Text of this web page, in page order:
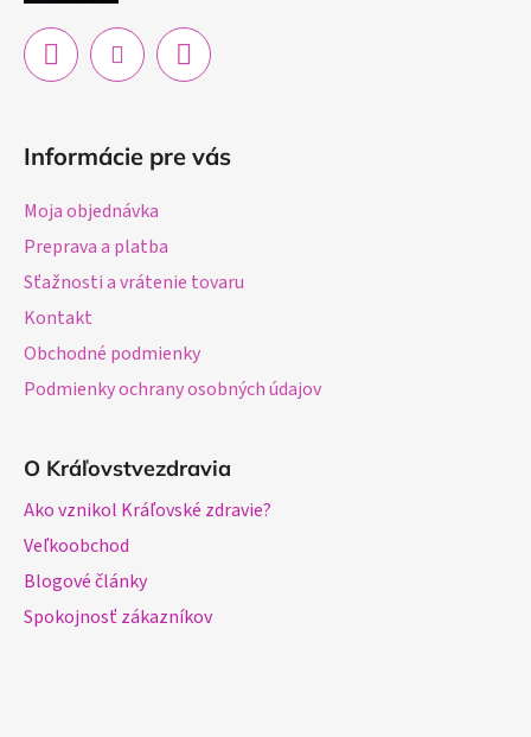
Informácie pre vás
Moja objednávka
Preprava a platba
Sťažnosti a vrátenie tovaru
Kontakt
Obchodné podmienky
Podmienky ochrany osobných údajov
O Kráľovstvezdravia
Ako vznikol Kráľovské zdravie?
Veľkoobchod
Blogové články
Spokojnosť zákazníkov